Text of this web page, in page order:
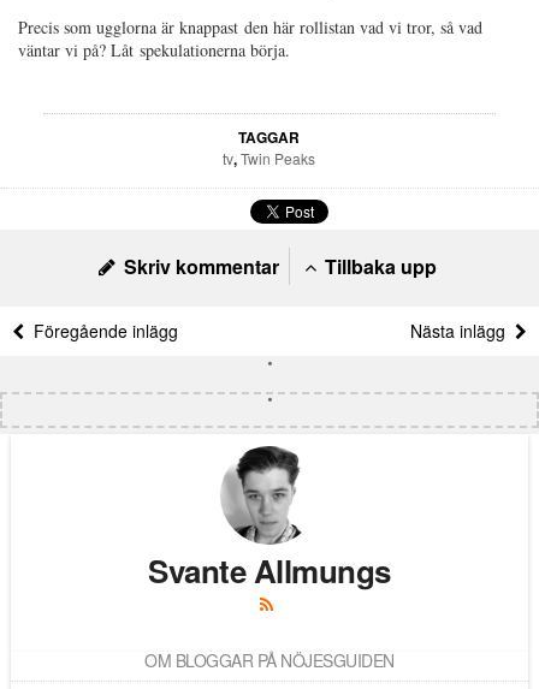
Precis som ugglorna är knappast den här rollistan vad vi tror, så vad
väntar vi på? Låt spekulationerna börja.
TAGGAR
tv,Twin Peaks
Skriv kommentar Tillbaka upp
Föregående inlägg Nästa inlägg
Svante Allmungs
OM BLOGGAR PÅ NÖJESGUIDEN